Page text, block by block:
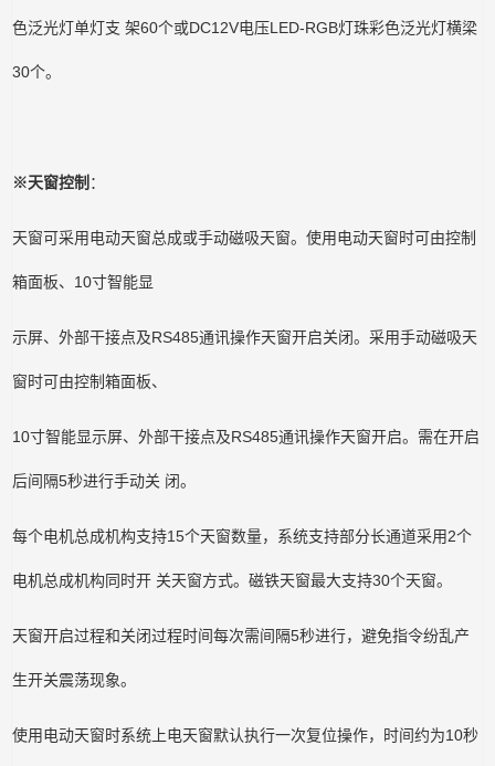
色泛光灯单灯支 架60个或DC12V电压LED-RGB灯珠彩色泛光灯横梁
30个。
※天窗控制 ：
天窗可采用电动天窗总成或手动磁吸天窗。使用电动天窗时可由控制
箱面板、10寸智能显
示屏、外部干接点及RS485通讯操作天窗开启关闭。采用手动磁吸天
窗时可由控制箱面板、
10寸智能显示屏、外部干接点及RS485通讯操作天窗开启。需在开启
后间隔5秒进行手动关 闭。
每个电机总成机构支持15个天窗数量，系统支持部分长通道采用2个
电机总成机构同时开 关天窗方式。磁铁天窗最大支持30个天窗。
天窗开启过程和关闭过程时间每次需间隔5秒进行，避免指令纷乱产
生开关震荡现象。
使用电动天窗时系统上电天窗默认执行一次复位操作，时间约为10秒